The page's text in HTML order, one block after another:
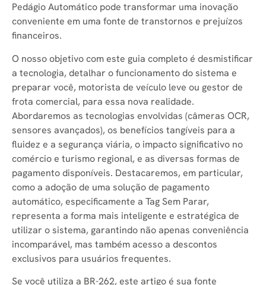
Pedágio Automático pode transformar uma inovação
conveniente em uma fonte de transtornos e prejuízos
financeiros.
O nosso objetivo com este guia completo é desmistificar
a tecnologia, detalhar o funcionamento do sistema e
preparar você, motorista de veículo leve ou gestor de
frota comercial, para essa nova realidade.
Abordaremos as tecnologias envolvidas (câmeras OCR,
sensores avançados), os benefícios tangíveis para a
fluidez e a segurança viária, o impacto significativo no
comércio e turismo regional, e as diversas formas de
pagamento disponíveis. Destacaremos, em particular,
como a adoção de uma solução de pagamento
automático, especificamente a Tag Sem Parar,
representa a forma mais inteligente e estratégica de
utilizar o sistema, garantindo não apenas conveniência
incomparável, mas também acesso a descontos
exclusivos para usuários frequentes.
Se você utiliza a BR-262, este artigo é sua fonte